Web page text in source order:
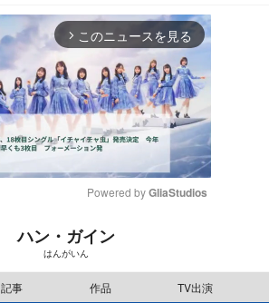
arrow_forward_ios このニュースを見る
Powered by GliaStudios
ハン・ガイン
はんがいん
記事 作品 TV出演